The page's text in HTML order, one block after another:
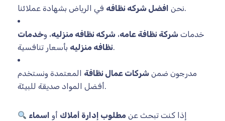
نحن افضل شركه نظافه في الرياض بشهادة عملائنا.
خدمات شركة نظافة عامه، شركه نظافه منزليه، وخدمات
نظافه منزليهبأسعار تنافسية.
مدرجون ضمن شركات عمال نظافة المعتمدة ونستخدم
أفضل المواد صديقة للبيئة.
إذا كنت تبحث عن مطلوب إدارة أملاك أو اسماء